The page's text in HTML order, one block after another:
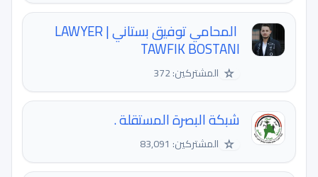
️ المحامي توفيق بستاني | LAWYER
TAWFIK BOSTANI
☆ المشتركين: 372
شبكة البصرة المستقلة .
☆ المشتركين: 83,091